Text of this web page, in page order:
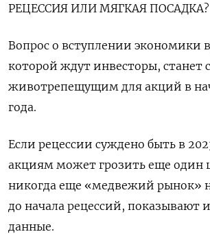
РЕЦЕССИЯ ИЛИ МЯГКАЯ ПОСАДКА?
Вопрос о вступлении экономики
которой ждут инвесторы, станет
животрепещущим для акций в
года.
Если рецессии суждено быть в
акциям может грозить еще один
никогда еще «медвежий рынок»
до начала рецессий, показывают
данные.